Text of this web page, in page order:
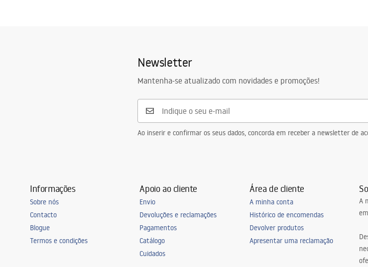
Newsletter
Mantenha-se atualizado com novidades e promoções!
Ao inserir e confirmar os seus dados, concorda em receber a newsletter de
Informações
Sobre nós
Contacto
Blogue
Termos e condições
Apoio ao cliente
Envio
Devoluções e reclamações
Pagamentos
Catálogo
Cuidados
Área de cliente
A minha conta
Histórico de encomendas
Devolver produtos
Apresentar uma reclamação
A